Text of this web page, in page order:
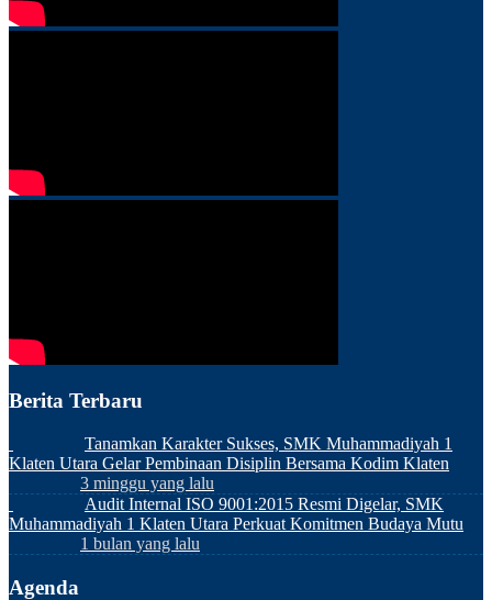
Berita Terbaru
Tanamkan Karakter Sukses, SMK Muhammadiyah 1
Klaten Utara Gelar Pembinaan Disiplin Bersama Kodim Klaten
3 minggu yang lalu
Audit Internal ISO 9001:2015 Resmi Digelar, SMK
Muhammadiyah 1 Klaten Utara Perkuat Komitmen Budaya Mutu
1 bulan yang lalu
Agenda